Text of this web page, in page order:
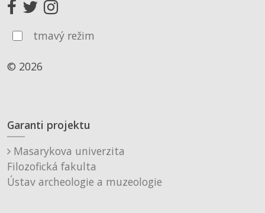
tmavý režim
© 2026
Garanti projektu
Masarykova univerzita
Filozofická fakulta
Ústav archeologie a muzeologie